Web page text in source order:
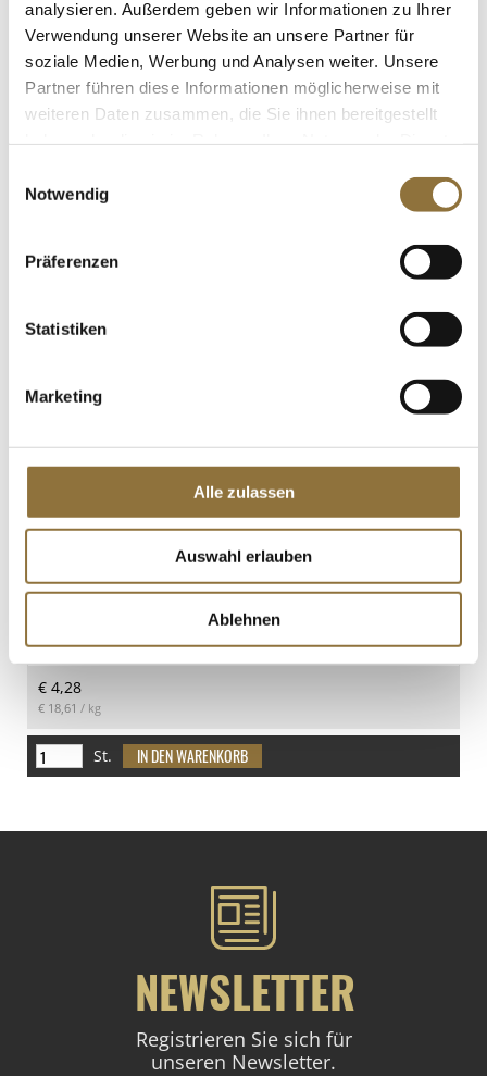
analysieren. Außerdem geben wir Informationen zu Ihrer
Verwendung unserer Website an unsere Partner für
soziale Medien, Werbung und Analysen weiter. Unsere
Partner führen diese Informationen möglicherweise mit
weiteren Daten zusammen, die Sie ihnen bereitgestellt
Notwendig
Präferenzen
Statistiken
Marketing
Alle zulassen
Auswahl erlauben
Ablehnen
LEBENSMITTELKENNZEICHNUNGEN
€ 27,95
€ 139,75/ kg
van Nahmen - Boskoop Apfelsaft, 100%
€ 7,60/ Liter
St.
LEBENSMITTELKENNZEICHNUNGEN
Omas Gurken, süß eingelegt,
Schudeisky, 400 g, ATG 230g
€ 4,28
€ 18,61 / kg
St.
NEWSLETTER
Registrieren Sie sich für
unseren Newsletter.